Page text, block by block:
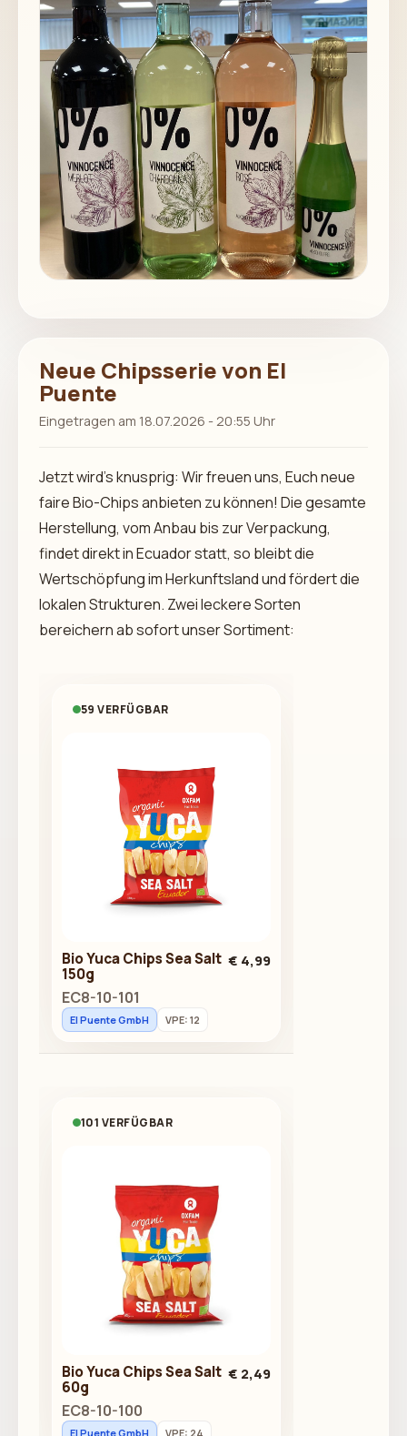
Neue Chipsserie von El
Puente
Eingetragen am 18.07.2026 - 20:55 Uhr
Jetzt wird’s knusprig: Wir freuen uns, Euch neue
faire Bio-Chips anbieten zu können! Die gesamte
Herstellung, vom Anbau bis zur Verpackung,
findet direkt in Ecuador statt, so bleibt die
Wertschöpfung im Herkunftsland und fördert die
lokalen Strukturen. Zwei leckere Sorten
bereichern ab sofort unser Sortiment:
59 VERFÜGBAR
Bio Yuca Chips Sea Salt
150g
EC8-10-101
€ 4,99
El Puente GmbH VPE: 12
101 VERFÜGBAR
Bio Yuca Chips Sea Salt
60g
EC8-10-100
€ 2,49
El Puente GmbH VPE: 24